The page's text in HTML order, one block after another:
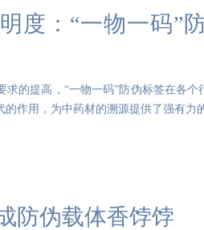
度：“一物一码”
求的提高，“一物一码”防伪标签在各
作用，为中药材的溯源提供了强有力
防伪载体香饽饽